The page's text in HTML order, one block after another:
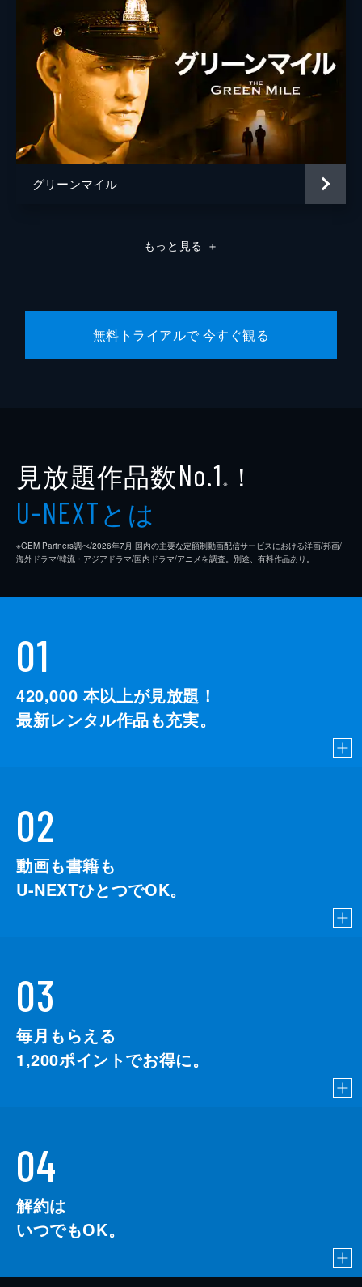
グリーンマイル
もっと見る ＋
無料トライアルで 今すぐ観る
見放題作品数No.1 ※ ！
U-NEXTとは
※GEM Partners調べ/2026年7⽉ 国内の主要な定額制動画配信サービスにおける洋画/邦画/
海外ドラマ/韓流・アジアドラマ/国内ドラマ/アニメを調査。別途、有料作品あり。
01
420,000 本以上が見放題！
最新レンタル作品も充実。
02
動画も書籍も
U-NEXTひとつでOK。
03
毎月もらえる
1,200ポイントでお得に。
04
解約は
いつでもOK。